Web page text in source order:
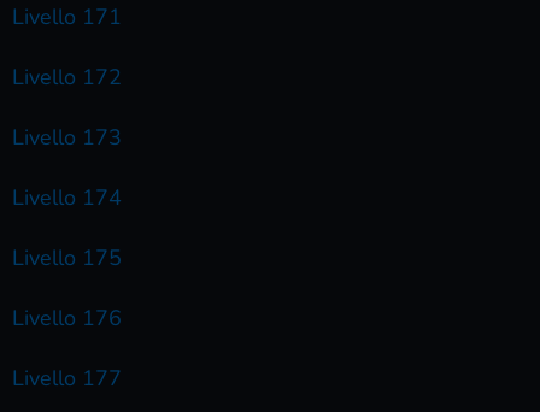
Livello 171
Livello 172
Livello 173
Livello 174
Livello 175
Livello 176
Livello 177